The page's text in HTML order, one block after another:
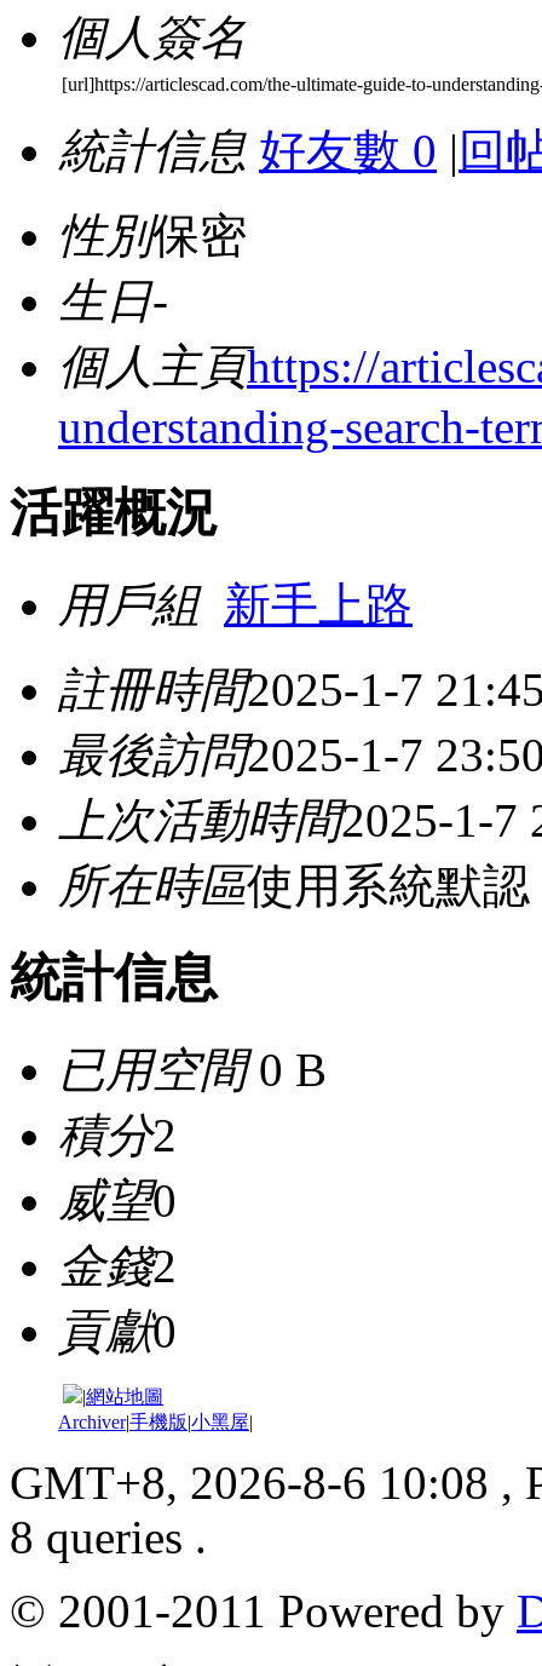
個人簽名
[url]https://articlescad.com/the-ultimate-guide-to-
統計信息 好友數 0 | 回
性別保密
生日-
個人主頁https://
understanding-search-
活躍概況
用戶組 新手上路
註冊時間2025-1-7
最後訪問2025-1-7
上次活動時間2025-1-7
所在時區使用系統默認
統計信息
已用空間0 B
積分2
威望0
金錢2
貢獻0
|網站地圖
Archiver|手機版|小黑屋|
GMT+8, 2026-8-6 10:08 ,
8 queries .
© 2001-2011 Powered by